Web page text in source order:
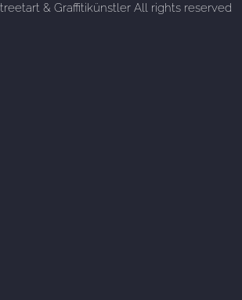
& Graffitikünstler All rights reserved